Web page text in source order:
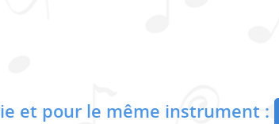
et pour le même instrument :